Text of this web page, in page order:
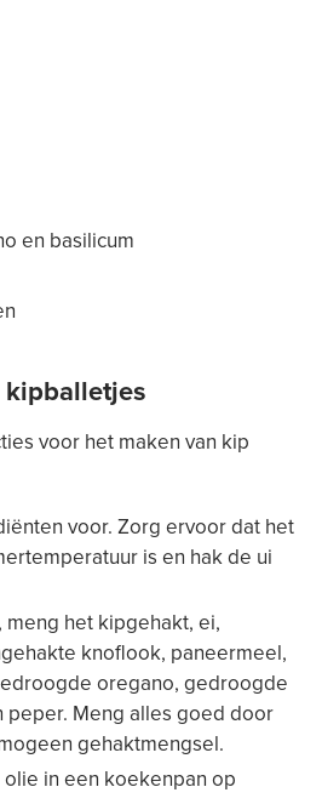
en basilicum
voor het maken van kip
voor. Zorg ervoor dat het
is en hak de ui
het kipgehakt, ei,
knoflook, paneermeel,
oregano, gedroogde
peper. Meng alles goed door
gehaktmengsel.
in een koekenpan op